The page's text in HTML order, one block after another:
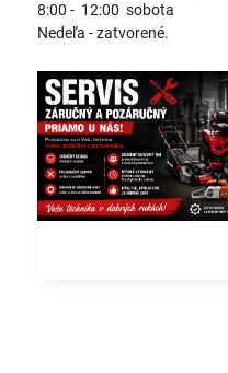
8:00 - 12:00 sobota
Nedeľa - zatvorené.